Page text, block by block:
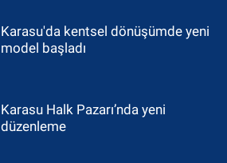
Karasu'da kentsel dönüşümde yeni
model başladı
Karasu Halk Pazarı’nda yeni
düzenleme